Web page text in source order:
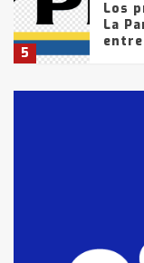
5
Los
La
entre